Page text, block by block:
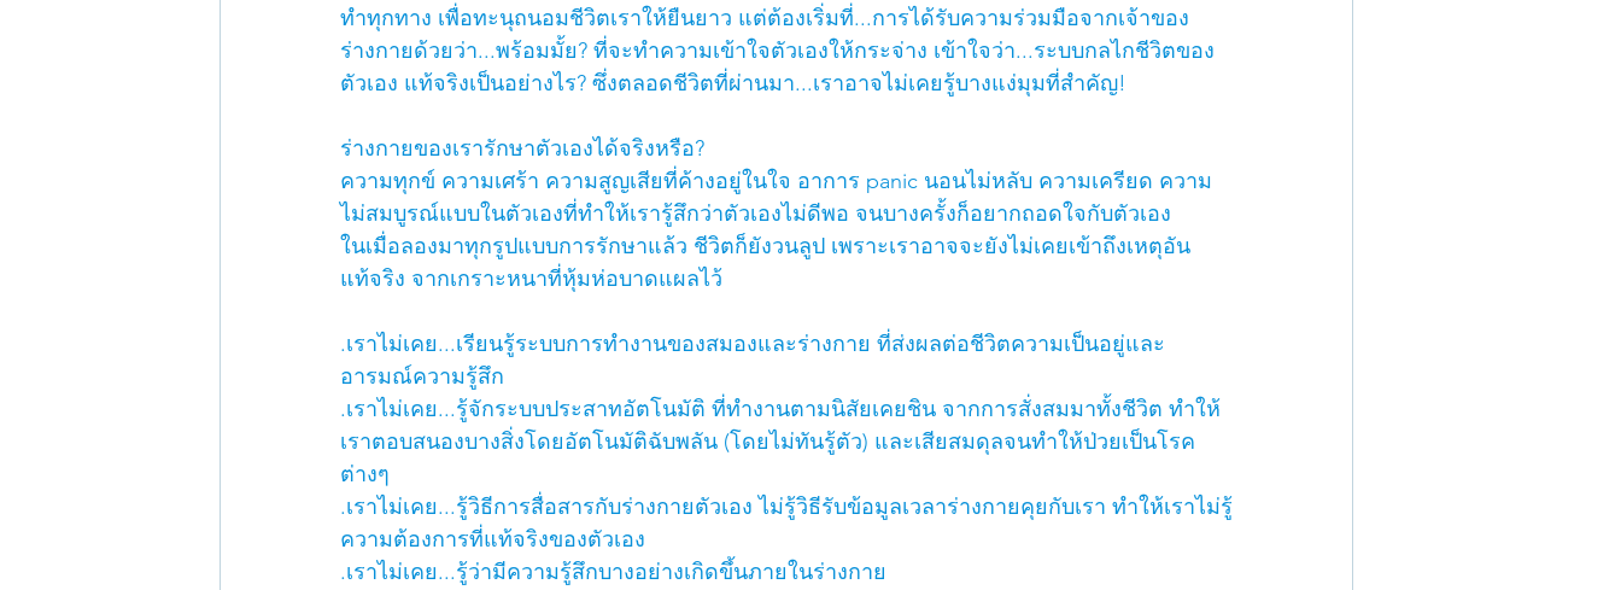
ทำทุกทาง เพื่อทะนุถนอมชีวิตเราให้ยืนยาว แต่ต้องเริ่มที่...การได้รับความร่วมมือจากเจ้าของ
ร่างกายด้วยว่า...พร้อมมั้ย? ที่จะทำความเข้าใจตัวเองให้กระจ่าง เข้าใจว่า...ระบบกลไกชีวิตของ
ตัวเอง แท้จริงเป็นอย่างไร? ซึ่งตลอดชีวิตที่ผ่านมา...เราอาจไม่เคยรู้บางแง่มุมที่สำคัญ!
ร่างกายของเรารักษาตัวเองได้จริงหรือ?
ความทุกข์ ความเศร้า ความสูญเสียที่ค้างอยู่ในใจ อาการ panic นอนไม่หลับ ความเครียด ความ
ไม่สมบูรณ์แบบในตัวเองที่ทำให้เรารู้สึกว่าตัวเองไม่ดีพอ จนบางครั้งก็อยากถอดใจกับตัวเอง
ในเมื่อลองมาทุกรูปแบบการรักษาแล้ว ชีวิตก็ยังวนลูป เพราะเราอาจจะยังไม่เคยเข้าถึงเหตุอัน
แท้จริง จากเกราะหนาที่หุ้มห่อบาดแผลไว้
.เราไม่เคย...เรียนรู้ระบบการทำงานของสมองและร่างกาย ที่ส่งผลต่อชีวิตความเป็นอยู่และ
อารมณ์ความรู้สึก
.เราไม่เคย...รู้จักระบบประสาทอัตโนมัติ ที่ทำงานตามนิสัยเคยชิน จากการสั่งสมมาทั้งชีวิต ทำให้
เราตอบสนองบางสิ่งโดยอัตโนมัติฉับพลัน (โดยไม่ทันรู้ตัว) และเสียสมดุลจนทำให้ป่วยเป็นโรค
ต่างๆ
.เราไม่เคย...รู้วิธีการสื่อสารกับร่างกายตัวเอง ไม่รู้วิธีรับข้อมูลเวลาร่างกายคุยกับเรา ทำให้เราไม่รู้
ความต้องการที่แท้จริงของตัวเอง
.เราไม่เคย...รู้ว่ามีความรู้สึกบางอย่างเกิดขึ้นภายในร่างกาย